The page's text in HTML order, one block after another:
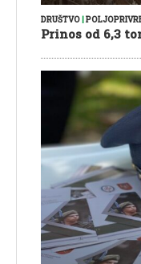
DRUŠTVO
Prinos od 6,3